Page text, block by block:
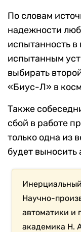
По словам
надежности
испытанность
испытанным
выбирать
«Биус-Л» в
Также
сбой в работе
только одна из
будет
Научно-
автоматики и
академика Н.